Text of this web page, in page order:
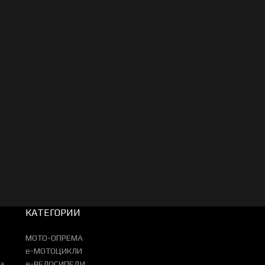
КАТЕГОРИИ
МОТО-ОПРЕМА
e-МОТОЦИКЛИ